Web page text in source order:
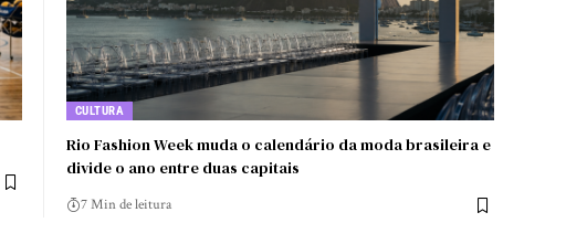
CULTURA
Rio Fashion Week muda o calendário da moda brasileira e
divide o ano entre duas capitais
7 Min de leitura